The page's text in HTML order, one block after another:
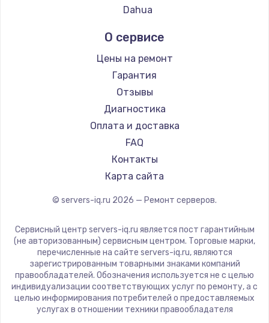
2990 руб.
Заказать
Ремонт разъема питания
1330 руб.
Заказать
Замена видеокарты
2100 руб.
Заказать
Ремонт цепей питания
3000 руб.
Заказать
Замена материнской платы
Dahua
О сервисе
Цены на ремонт
Гарантия
Отзывы
Диагностика
Оплата и доставка
FAQ
Контакты
Карта сайта
© servers-iq.ru 2026 — Ремонт серверов.
Сервисный центр servers-iq.ru является пост гарантийным
(не авторизованным) сервисным центром. Торговые марки,
перечисленные на сайте servers-iq.ru, являются
зарегистрированным товарными знаками компаний
правообладателей. Обозначения используется не с целью
индивидуализации соответствующих услуг по ремонту, а с
целью информирования потребителей о предоставляемых
услугах в отношении техники правообладателя